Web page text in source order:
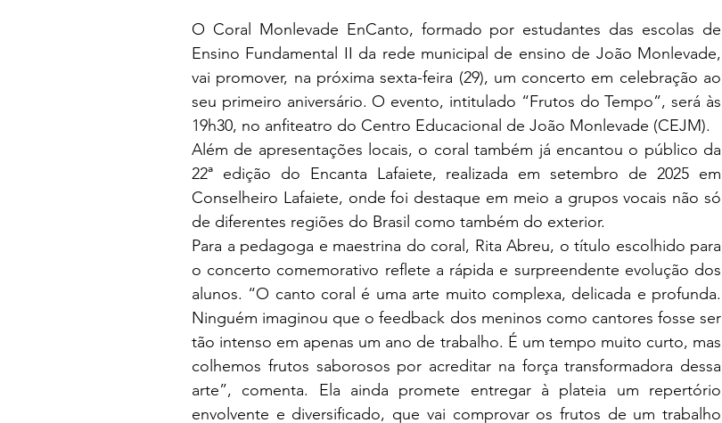
O Coral Monlevade EnCanto, formado por estudantes das escolas de
Ensino Fundamental II da rede municipal de ensino de João Monlevade,
vai promover, na próxima sexta-feira (29), um concerto em celebração ao
seu primeiro aniversário. O evento, intitulado “Frutos do Tempo”, será às
19h30, no anfiteatro do Centro Educacional de João Monlevade (CEJM).
Além de apresentações locais, o coral também já encantou o público da
22ª edição do Encanta Lafaiete, realizada em setembro de 2025 em
Conselheiro Lafaiete, onde foi destaque em meio a grupos vocais não só
de diferentes regiões do Brasil como também do exterior.
Para a pedagoga e maestrina do coral, Rita Abreu, o título escolhido para
o concerto comemorativo reflete a rápida e surpreendente evolução dos
alunos. “O canto coral é uma arte muito complexa, delicada e profunda.
Ninguém imaginou que o feedback dos meninos como cantores fosse ser
tão intenso em apenas um ano de trabalho. É um tempo muito curto, mas
colhemos frutos saborosos por acreditar na força transformadora dessa
arte”, comenta. Ela ainda promete entregar à plateia um repertório
envolvente e diversificado, que vai comprovar os frutos de um trabalho